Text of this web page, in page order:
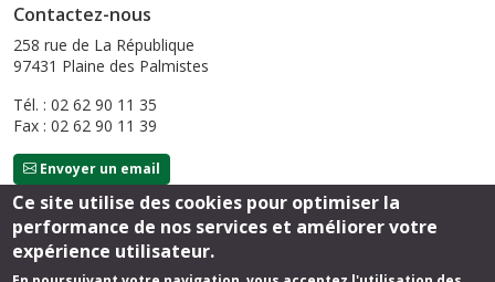
Contactez-nous
258 rue de La République
97431 Plaine des Palmistes
Tél. : 02 62 90 11 35
Fax : 02 62 90 11 39
Envoyer un email
Suivez-nous
Ce site utilise des cookies pour optimiser la
performance de nos services et améliorer votre
expérience utilisateur.